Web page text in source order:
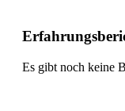
Es gibt noch keine